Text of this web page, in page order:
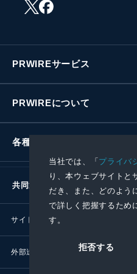
当社では、「プライバ
り、本ウェブサイトと
だき、また、どのよう
で詳しく把握するため
す。
拒否する
PRWIREサービス
PRWIREについて
各種お問い合わせ
共同通信社グループ
サイトポリシー
外部送信ポリシー